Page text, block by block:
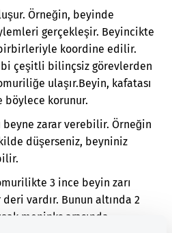
Örneğin, beyinde
gerçekleşir. Beyincikte
koordine edilir.
çeşitli bilinçsiz görevlerden
ulaşır.Beyin, kafatası
korunur.
beyne zarar verebilir. Örneğin
düşerseniz, beyniniz
3 ince beyin zarı
vardır. Bunun altında 2
meninks arasında